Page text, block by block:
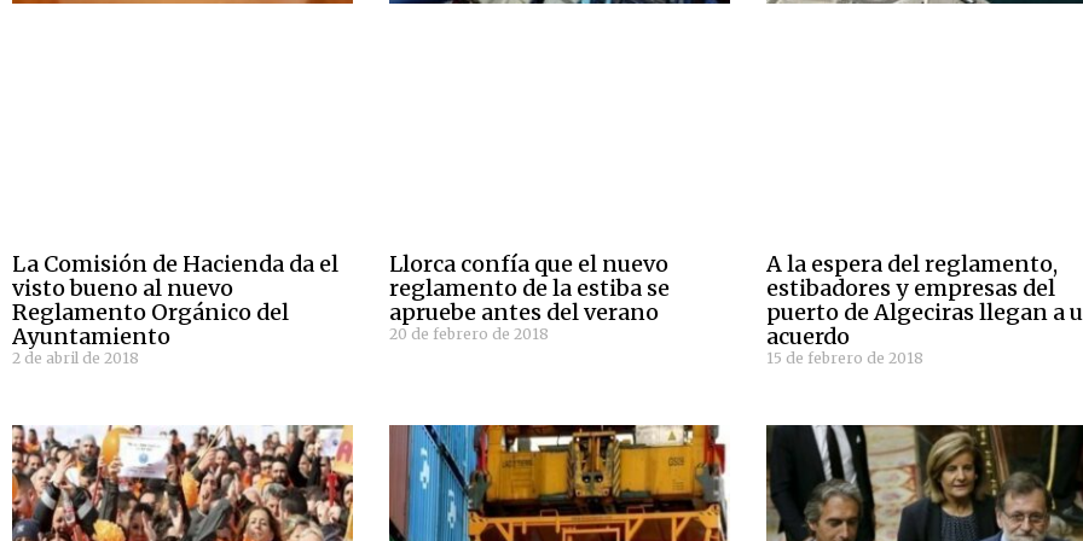
La Comisión de Hacienda da el
visto bueno al nuevo
Reglamento Orgánico del
Ayuntamiento
2 de abril de 2018
Llorca confía que el nuevo
reglamento de la estiba se
apruebe antes del verano
20 de febrero de 2018
A la espera del reglamento,
estibadores y empresas del
puerto de Algeciras llegan a
acuerdo
15 de febrero de 2018